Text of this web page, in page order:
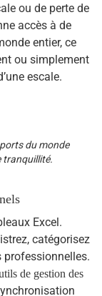
ou de perte de
accès à de
entier, ce
ou simplement
escale.
du monde
tranquillité.
Excel.
catégorisez
professionnelles.
de gestion des